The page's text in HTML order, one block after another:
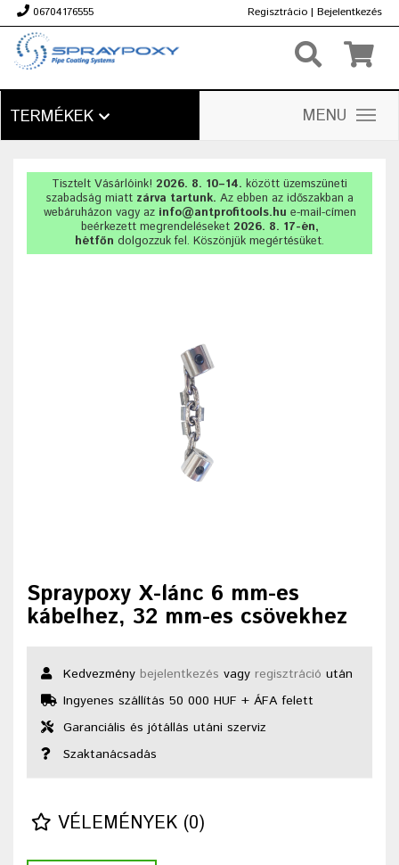
06704176555 Regisztrácio | Bejelentkezés
TERMÉKEK MENU
Tisztelt Vásárlóink! 2026. 8. 10–14. között üzemszüneti
szabadság miatt zárva tartunk. Az ebben az időszakban a
webáruházon vagy az info@antprofitools.hu e-mail-címen
beérkezett megrendeléseket 2026. 8. 17-én,
hétfőn dolgozzuk fel. Köszönjük megértésüket.
Spraypoxy X-lánc 6 mm-es
kábelhez, 32 mm-es csövekhez
Kedvezmény bejelentkezés vagy regisztráció után
Ingyenes szállítás 50 000 HUF + ÁFA felett
Garanciális és jótállás utáni szerviz
Szaktanácsadás
VÉLEMÉNYEK (0)